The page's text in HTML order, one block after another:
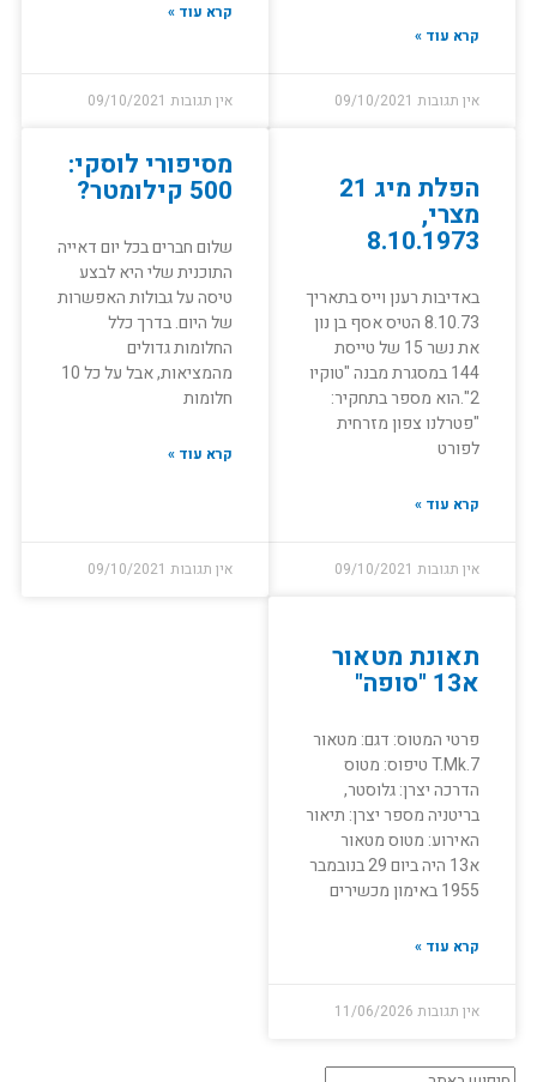
קרא עוד »
אין תגובות 09/10/2021
קרא עוד »
אין תגובות 09/10/2021
הפלת מיג 21
מצרי,
8.10.1973
באדיבות רענן וייס בתאריך
8.10.73 הטיס אסף בן נון
את נשר 15 של טייסת
144 במסגרת מבנה "טוקיו
2".הוא מספר בתחקיר:
"פטרלנו צפון מזרחית
לפורט
קרא עוד »
אין תגובות 09/10/2021
מסיפורי לוסקי:
500 קילומטר?
שלום חברים בכל יום דאייה
התוכנית שלי היא לבצע
טיסה על גבולות האפשרות
של היום. בדרך כלל
החלומות גדולים
מהמציאות, אבל על כל 10
חלומות
קרא עוד »
אין תגובות 09/10/2021
תאונת מטאור
א13 "סופה"
פרטי המטוס: דגם: מטאור
T.Mk.7 טיפוס: מטוס
הדרכה יצרן: גלוסטר,
בריטניה מספר יצרן: תיאור
האירוע: מטוס מטאור
א13 היה ביום 29 בנובמבר
1955 באימון מכשירים
קרא עוד »
אין תגובות 11/06/2026
חיפוש